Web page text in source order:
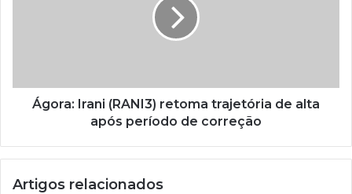
Ágora: Irani (RANI3) retoma trajetória de alta
após período de correção
Artigos relacionados